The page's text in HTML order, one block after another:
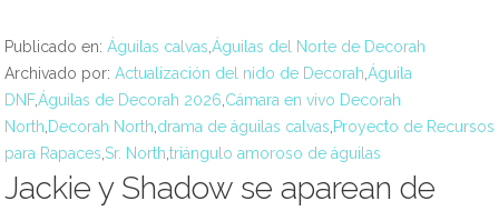
Publicado en: Águilas calvas Águilas del Norte de Decorah
Archivado por: Actualización del nido de Decorah Águila
DNF,Águilas de Decorah 2026 Cámara en vivo Decorah
North Decorah North drama de águilas calvas Proyecto de Recursos
para Rapaces Sr. North triángulo amoroso de águilas
Jackie y Shadow se aparean de